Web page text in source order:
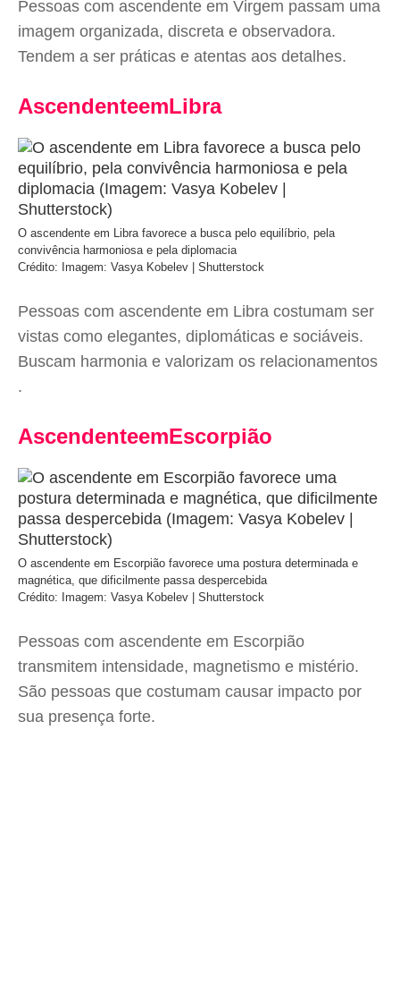
Pessoas com ascendente em Virgem passam uma
imagem organizada, discreta e observadora.
Tendem a ser práticas e atentas aos detalhes.
AscendenteemLibra
O ascendente em Libra favorece a busca pelo equilíbrio, pela
convivência harmoniosa e pela diplomacia
Crédito: Imagem: Vasya Kobelev | Shutterstock
Pessoas com ascendente em Libra costumam ser
vistas como elegantes, diplomáticas e sociáveis.
Buscam harmonia e valorizam os relacionamentos
.
AscendenteemEscorpião
O ascendente em Escorpião favorece uma postura determinada e
magnética, que dificilmente passa despercebida
Crédito: Imagem: Vasya Kobelev | Shutterstock
Pessoas com ascendente em Escorpião
transmitem intensidade, magnetismo e mistério.
São pessoas que costumam causar impacto por
sua presença forte.